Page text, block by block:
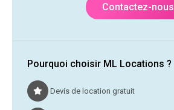
Contactez-nous
Pourquoi choisir ML Locations ?
Devis de location gratuit